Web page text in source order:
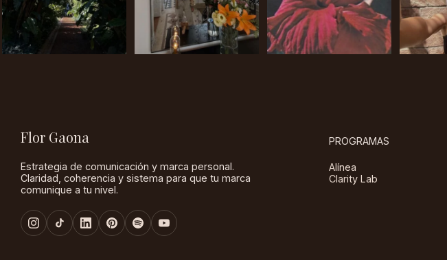
Flor Gaona
Estrategia de comunicación y marca personal.
Claridad, coherencia y sistema para que tu marca
comunique a tu nivel.
PROGRAMAS
Alínea
Clarity Lab